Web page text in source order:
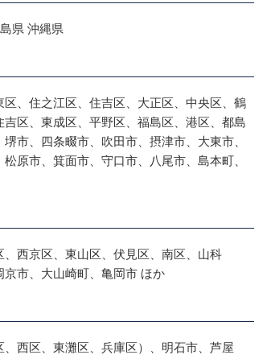
県 沖縄県
、住之江区、住吉区、大正区、中央区、鶴
区、東成区、平野区、福島区、港区、都島
市、四条畷市、吹田市、摂津市、大東市、
原市、箕面市、守口市、八尾市、島本町、
西京区、東山区、伏見区、南区、山科
市、大山崎町、亀岡市 ほか
西区、東灘区、兵庫区）、明石市、芦屋